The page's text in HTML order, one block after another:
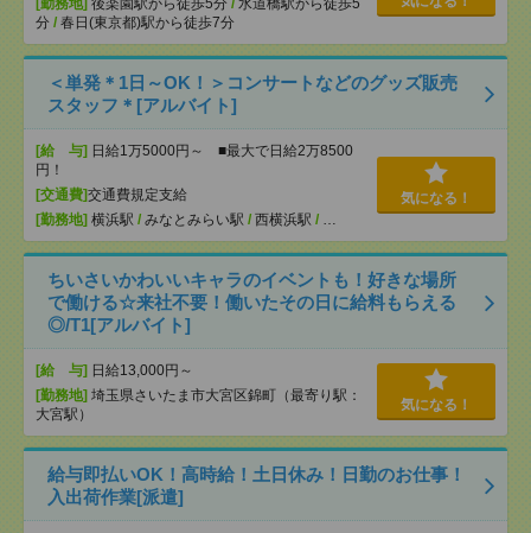
[勤務地] 後楽園駅から徒歩5分 / 水道橋駅から徒歩5
分 / 春日(東京都)駅から徒歩7分
＜単発＊1日～OK！＞コンサートなどのグッズ販売
スタッフ＊[アルバイト]
[給 与] 日給1万5000円～ ■最大で日給2万8500
円！
[交通費]交通費規定支給
[勤務地] 横浜駅 / みなとみらい駅 / 西横浜駅 / …
気になる！
ちいさいかわいいキャラのイベントも！好きな場所
で働ける☆来社不要！働いたその日に給料もらえる
◎/T1[アルバイト]
[給 与] 日給13,000円～
[勤務地] 埼玉県さいたま市大宮区錦町（最寄り駅：
大宮駅）
気になる！
給与即払いOK！高時給！土日休み！日勤のお仕事！
入出荷作業[派遣]